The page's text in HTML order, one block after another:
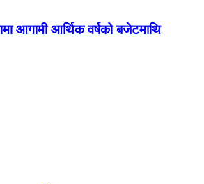
आगामी आर्थिक वर्षको बजेटमाथि